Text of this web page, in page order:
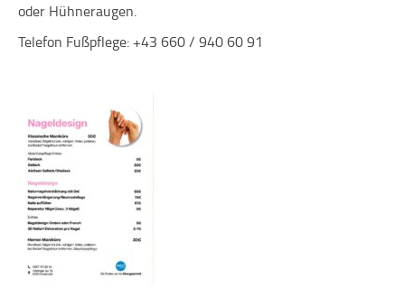
oder Hühneraugen.
Telefon Fußpflege: +43 660 / 940 60 91